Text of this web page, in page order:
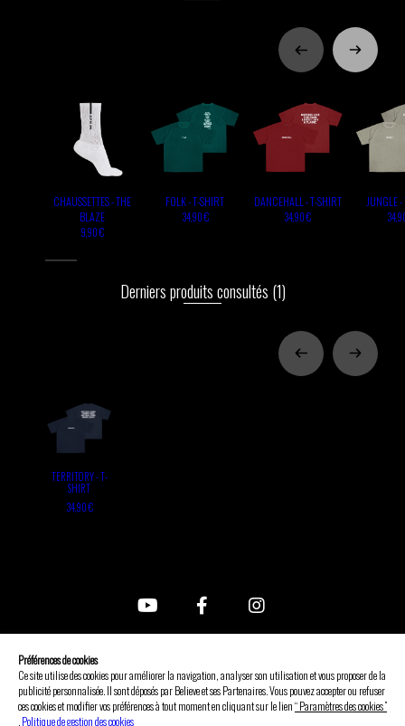
CHAUSSETTES - THE
BLAZE
9,90 €
FOLK - T-SHIRT
34,90 €
DANCEHALL - T-SHIRT
34,90 €
JUNGLE
Derniers produits consultés (1)
TERRITORY - T-
SHIRT
34,90 €
CGV
Mentions légales
Préférences de cookies
Ce site utilise des cookies pour améliorer la navigation, analyser son utilisation et vous proposer de la
publicité personnalisée. Il sont déposés par Believe et ses Partenaires. Vous pouvez accepter ou refuser
ces cookies et modifier vos préférences à tout moment en cliquant sur le lien“ Paramètres des cookies ”
.Politique de gestion des cookies